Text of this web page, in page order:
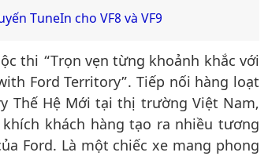
TuneIn cho VF8 và VF9
thi “Trọn vẹn từng khoảnh khắc với
Ford Territory”. Tiếp nối hàng loạt
Thế Hệ Mới tại thị trường Việt Nam,
khách hàng tạo ra nhiều tương
Ford. Là một chiếc xe mang phong